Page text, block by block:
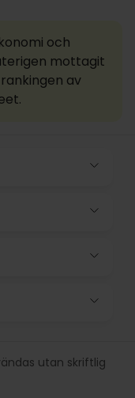
och
mottagit
av
utan skriftlig